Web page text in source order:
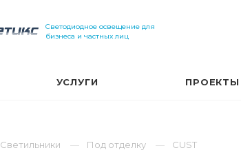
Светодиодное освещение для
бизнеса и частных лиц
УСЛУГИ ПРОЕКТЫ
Светильники Под отделку CUST